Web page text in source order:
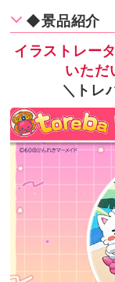
◆景品紹介
イラストレー
いただ
＼トレ